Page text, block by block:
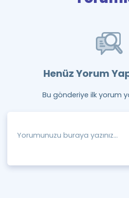
Henüz Yorum
Bu gönderiye ilk yorum